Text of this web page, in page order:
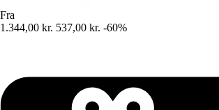
Fra
1.344,00 kr. 537,00 kr. -60%